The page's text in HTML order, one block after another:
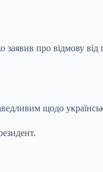
про відмову від
щодо